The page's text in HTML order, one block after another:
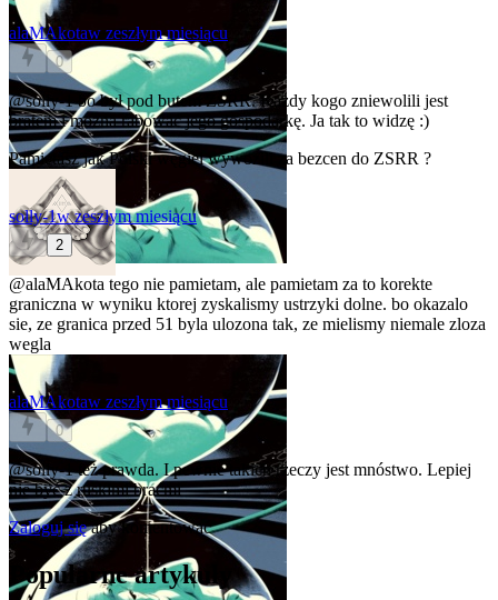
alaMAkotaw zeszłym miesiącu
0
@solly-1bo był pod butem ZSRR. Każdy kogo zniewolili jest
bratem i można rabować jego gospodarkę. Ja tak to widzę :)
Pamiętasz jak Polski węgiel wywozili za bezcen do ZSRR ?
solly-1w zeszłym miesiącu
2
@alaMAkota tego nie pamietam, ale pamietam za to korekte
graniczna w wyniku ktorej zyskalismy ustrzyki dolne. bo okazalo
sie, ze granica przed 51 byla ulozona tak, ze mielismy niemale zloza
wegla
alaMAkotaw zeszłym miesiącu
0
@solly-1też prawda. I pewnie takich rzeczy jest mnóstwo. Lepiej
nie być z ruskimi braćmi
Zaloguj sięaby komentować
Popularne artykuły